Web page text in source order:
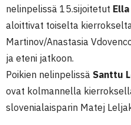
nelinpelissä 15.sijoitetut
aloittivat toiselta
Martinov/Anastasia
ja eteni jatkoon.
Poikien nelinpelissä Santtu
ovat kolmannella
slovenialaisparin Matej